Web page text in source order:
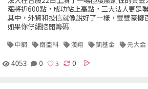
漲將近600點，成功站上高點，三大法人更是
其中，外資和投信就像說好了一樣，雙雙豪擲
如果你仔細挖開籌碼
中鋼 南亞科 漢翔 凱基金 元大金
4053 0 0